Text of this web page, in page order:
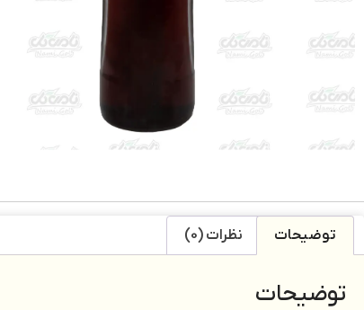
توضیحات نظرات (0)
توضیحات